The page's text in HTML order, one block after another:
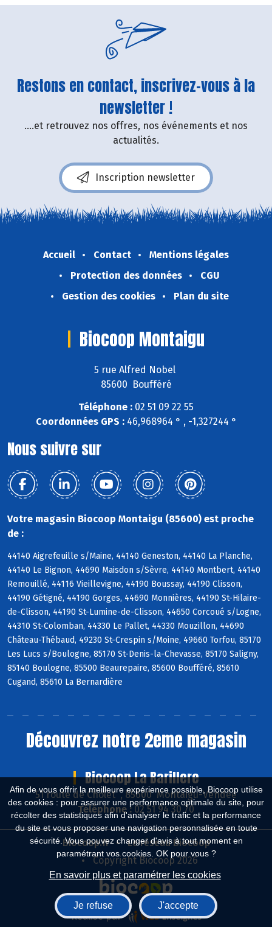
Afin de vous offrir la meilleure expérience possible, Biocoop utilise
des cookies : pour assurer une performance optimale du site, pour
récolter des statistiques afin d'analyser le trafic et la performance
du site et vous proposer une navigation personnalisée en toute
sécurité. Vous pouvez changer d'avis à tout moment en
paramétrant vos cookies. OK pour vous ?
En savoir plus et paramétrer les cookies
Je refuse J'accepte
Restons en contact, inscrivez-vous à la
newsletter !
....et retrouvez nos offres, nos événements et nos
actualités.
Inscription newsletter
Accueil Contact
Mentions légales
Protection des données
CGU
Gestion des cookies
Plan du site
Biocoop Montaigu
5 rue Alfred Nobel
85600 Boufféré
Téléphone : 02 51 09 22 55
Coordonnées GPS :46,968964 ° , -1,327244 °
Nous suivre sur
Votre magasin Biocoop Montaigu (85600) est proche
de :
44140 Aigrefeuille s/Maine, 44140 Geneston, 44140 La Planche,
44140 Le Bignon, 44690 Maisdon s/Sèvre, 44140 Montbert, 44140
Remouillé, 44116 Vieillevigne, 44190 Boussay, 44190 Clisson,
44190 Gétigné, 44190 Gorges, 44690 Monnières, 44190 St-Hilaire-
de-Clisson, 44190 St-Lumine-de-Clisson, 44650 Corcoué s/Logne,
44310 St-Colomban, 44330 Le Pallet, 44330 Mouzillon, 44690
Château-Thébaud, 49230 St-Crespin s/Moine, 49660 Torfou, 85170
Les Lucs s/Boulogne, 85170 St-Denis-la-Chevasse, 85170 Saligny,
85140 Boulogne, 85500 Beaurepaire, 85600 Boufféré, 85610
Cugand, 85610 La Bernardière
Découvrez notre 2eme magasin
Biocoop La Barillere
51 route de Cholet , 85600 Montaigu-Vendée
Téléphone :02 51 94 30 70
Biocoop.fr
Le réseau Biocoop
Copyright Biocoop 2026
Réalisé par